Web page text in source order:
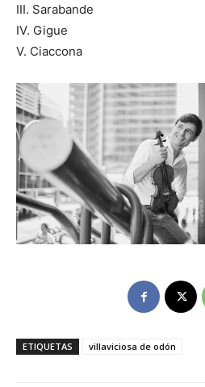
III. Sarabande
IV. Gigue
V. Ciaccona
ETIQUETAS villaviciosa de odón